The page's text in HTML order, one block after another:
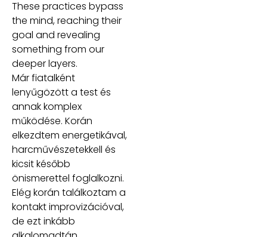
These practices bypass
the mind, reaching their
goal and revealing
something from our
deeper layers.
Már fiatalként
lenyűgözött a test és
annak komplex
működése. Korán
elkezdtem energetikával,
harcművészetekkell és
kicsit később
önismerettel foglalkozni.
Elég korán találkoztam a
kontakt improvizációval,
de ezt inkább